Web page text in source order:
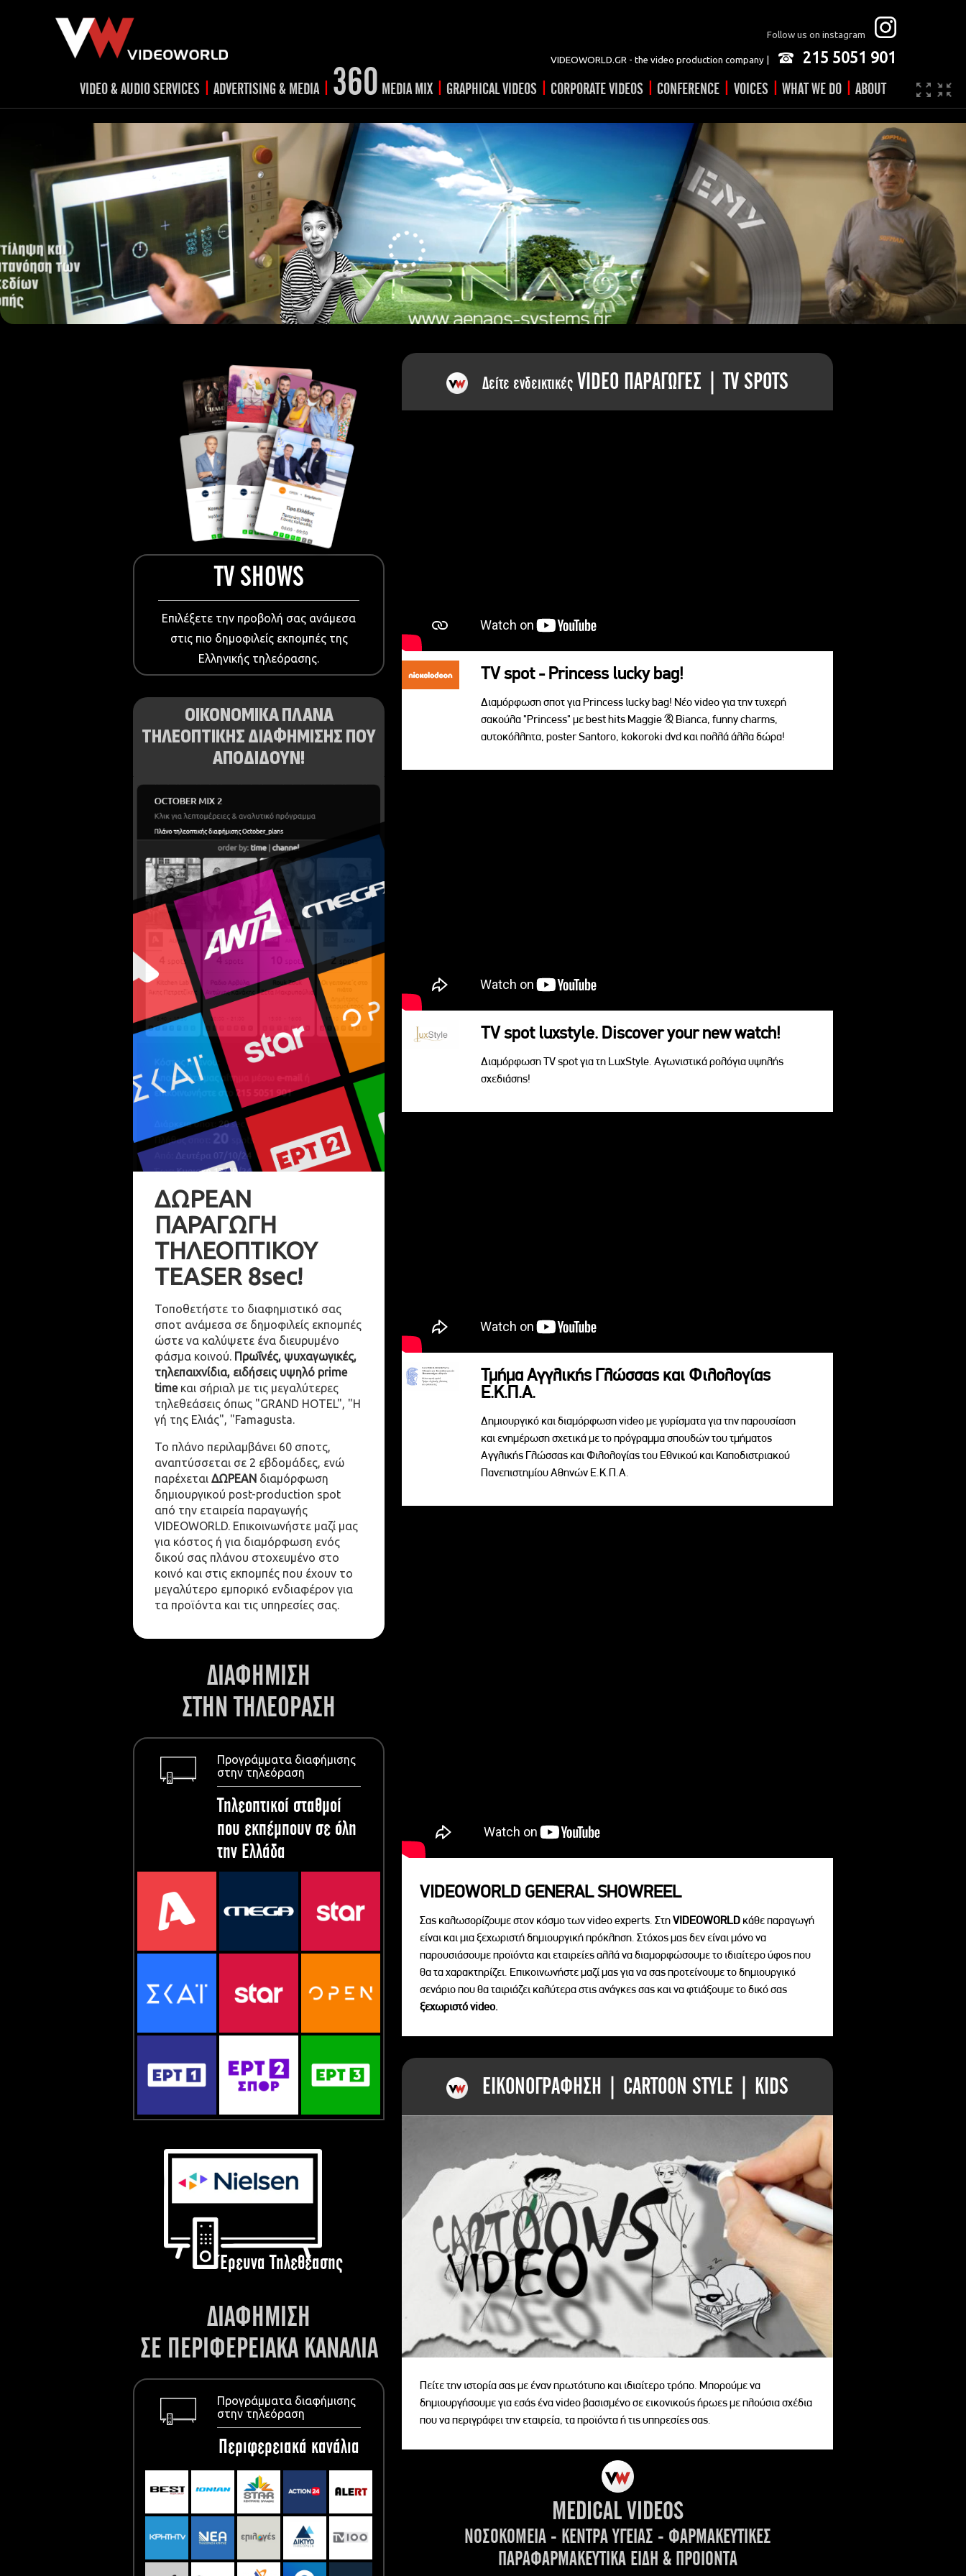
Follow us on instagram
VIDEOWORLD.GR - the video production company | 215 5051 901
VIDEO & AUDIO SERVICES
TV spots
RADIO spots
Post production
Corporate videos
Trailer & Σήματα εκπομπών
Cultural videos
video applications for museums,
archeological sites & exhibitions
Product presentations
Documentary
Events & Conference
Dissemination material
Medical & Pharmaceutical
VIDEO Projections
Kids content
| ADVERTISING & MEDIA
RADIOadvertising
TVadvertising
Social Media video shorts
Creative Prints
Outdoor advertising
Media planning & mix
Visual material
European Media
| 360 MEDIA MIX | GRAPHICAL VIDEOS | CORPORATE VIDEOS | CONFERENCE | VOICES | WHAT WE DO | ABOUT
Company
JOBS
Video made easy
Contact
TV SHOWS
Επιλέξετε την προβολή σας ανάμεσα
στις πιο δημοφιλείς εκπομπές της
Ελληνικής τηλεόρασης.
ΟΙΚΟΝΟΜΙΚΑ ΠΛΑΝΑ
ΤΗΛΕΟΠΤΙΚΗΣ ΔΙΑΦΗΜΙΣΗΣ ΠΟΥ
ΑΠΟΔΙΔΟΥΝ!
ΔΩΡΕΑΝ
ΠΑΡΑΓΩΓΗ
ΤΗΛΕΟΠΤΙΚΟΥ
TEASER 8sec!
Τοποθετήστε το διαφημιστικό σας
σποτ ανάμεσα σε δημοφιλείς εκπομπές
ώστε να καλύψετε ένα διευρυμένο
φάσμα κοινού. Πρωΐνές, ψυχαγωγικές,
τηλεπαιχνίδια, ειδήσεις υψηλό prime
timeκαι σήριαλ με τις μεγαλύτερες
τηλεθεάσεις όπως "GRAND HOTEL", "Η
γή της Ελιάς", "Famagusta.
Το πλάνο περιλαμβάνει 60 σποτς,
αναπτύσσεται σε 2 εβδομάδες, ενώ
παρέχεται ΔΩΡΕΑΝ διαμόρφωση
δημιουργικού post-production spot
από την εταιρεία παραγωγής
VIDEOWORLD. Επικοινωνήστε μαζί μας
για κόστος ή για διαμόρφωση ενός
δικού σας πλάνου στοχευμένο στο
κοινό και στις εκπομπές που έχουν το
μεγαλύτερο εμπορικό ενδιαφέρον για
τα προϊόντα και τις υπηρεσίες σας.
ΔΙΑΦΗΜΙΣΗ
ΣΤΗΝ ΤΗΛΕΟΡΑΣΗ
Προγράμματα διαφήμισης
στην τηλεόραση
Τηλεοπτικοί σταθμοί
που εκπέμπουν σε όλη
την Ελλάδα
Έρευνα Τηλεθέασης
ΔΙΑΦΗΜΙΣΗ
ΣΕ ΠΕΡΙΦΕΡΕΙΑΚΑ ΚΑΝΑΛΙΑ
Προγράμματα διαφήμισης
στην τηλεόραση
Περιφερειακά κανάλια
Δείτε ενδεικτικές VIDEO ΠΑΡΑΓΩΓΕΣ | TV SPOTS
TV spot - Princess lucky bag!
Διαμόρφωση σποτ για Princess lucky bag! Νέο video για την τυχερή
σακούλα "Princess" με best hits Maggie & Bianca, funny charms,
αυτoκόλλητα, poster Santoro, kokoroki dvd και πολλά άλλα δώρα!
TV spot luxstyle. Discover your new watch!
Διαμόρφωση TV spot για τη LuxStyle. Αγωνιστικά ρολόγια υψηλής
σχεδιάσης!
Τμήμα Αγγλικής Γλώσσας και Φιλολογίας
Ε.Κ.Π.Α.
Δημιουργικό και διαμόρφωση video με γυρίσματα για την παρουσίαση
και ενημέρωση σχετικά με το πρόγραμμα σπουδών του τμήματος
Αγγλικής Γλώσσας και Φιλολογίας του Εθνικού και Καποδιστριακού
Πανεπιστημίου Αθηνών Ε.Κ.Π.Α.
VIDEOWORLD GENERAL SHOWREEL
Σας καλωσορίζουμε στον κόσμο των video experts. ΣτηVIDEOWORLD κάθε παραγωγή
είναι και μια ξεχωριστή δημιουργική πρόκληση. Στόχος μας δεν είναι μόνο να
παρουσιάσουμε προϊόντα και εταιρείες αλλά να διαμορφώσουμε το ιδιαίτερο ύφος που
θα τα χαρακτηρίζει. Επικοινωνήστε μαζί μας για να σας προτείνουμε το δημιουργικό
σενάριο που θα ταιριάζει καλύτερα στις ανάγκες σας και να φτιάξουμε το δικό σας
ξεχωριστό videο.
ΕΙΚΟΝΟΓΡΑΦΗΣΗ | CARTOON STYLE | KIDS
Πείτε την ιστορία σας με έναν πρωτότυπο και ιδιαίτερο τρόπο. Μπορούμε να
δημιουργήσουμε για εσάς ένα video βασισμένο σε εικονικούς ήρωες με πλούσια σχέδια
που να περιγράφει την εταιρεία, τα προϊόντα ή τις υπηρεσίες σας.
MEDICAL VIDEOS
ΝΟΣΟΚΟΜΕΙΑ - ΚΕΝΤΡΑ ΥΓΕΙΑΣ - ΦΑΡΜΑΚΕΥΤΙΚΕΣ
ΠΑΡΑΦΑΡΜΑΚΕΥΤΙΚΑ ΕΙΔΗ & ΠΡΟΙΟΝΤΑ